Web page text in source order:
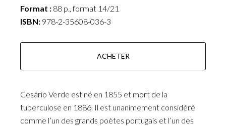
Format : 88 p., format 14/21
ISBN: 978-2-35608-036-3
ACHETER
Cesário Verde est né en 1855 et mort de la
tuberculose en 1886. Il est unanimement considéré
comme l’un des grands poètes portugais et l’un des